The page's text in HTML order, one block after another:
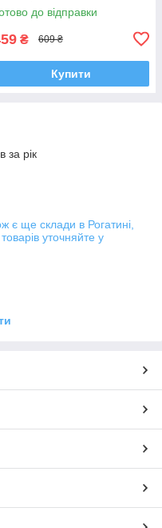
до відправки
₴ 609 ₴
Купити
за рік
є ще склади в Рогатині,
уточняйте у